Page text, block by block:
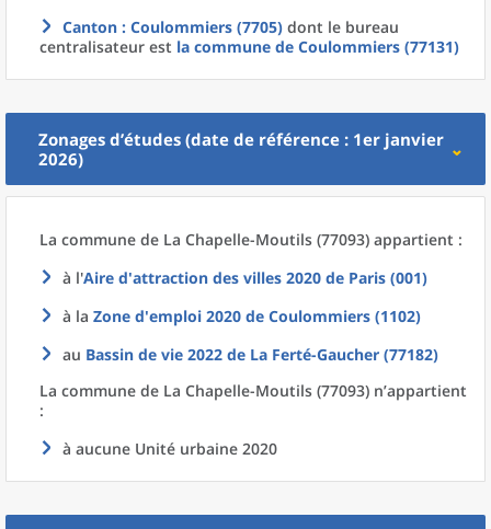
Canton : Coulommiers (7705) dont le bureau
centralisateur est la commune de Coulommiers (77131)
Zonages d’études (date de référence : 1er janvier
2026)
La commune de La Chapelle-Moutils (77093) appartient :
à l'Aire d'attraction des villes 2020 de Paris (001)
à la Zone d'emploi 2020 de Coulommiers (1102)
au Bassin de vie 2022 de La Ferté-Gaucher (77182)
La commune de La Chapelle-Moutils (77093) n’appartient
:
à aucune Unité urbaine 2020